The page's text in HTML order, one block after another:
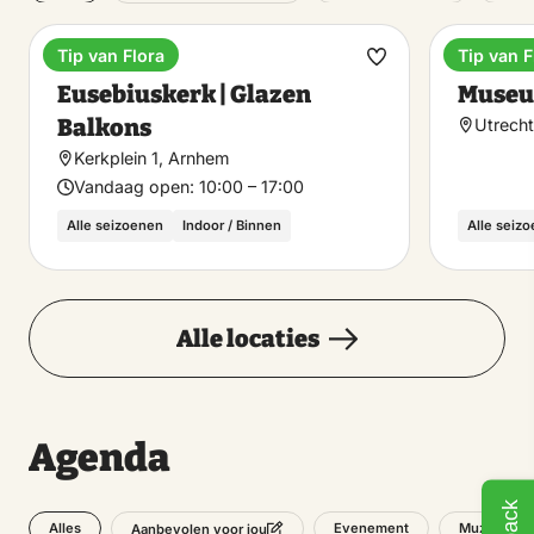
Museum
Eusebiuskerk | Glazen
Balkons
Kerkplein 1, Arnhem
Vandaag open: 10:00 – 17:00
Alle seizoenen Indoor / Binnen
Tip van Flora
Maak
Alle
Tip van
Alle locaties
Agenda
Alles Aanbevolen voor jou Evenement Muziek